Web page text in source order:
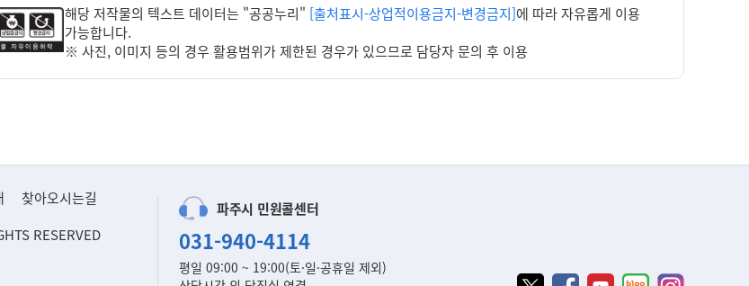
해당 저작물의 텍스트 데이터는 "공공누리" [출처표시-상업적이용금지-변경금지]에 따라 자유롭게 이용
가능합니다.
※ 사진, 이미지 등의 경우 활용범위가 제한된 경우가 있으므로 담당자 문의 후 이용
찾아오시는길
RESERVED
파주시 민원콜센터
031-940-4114
평일 09:00 ~ 19:00(토·일·공휴일 제외)